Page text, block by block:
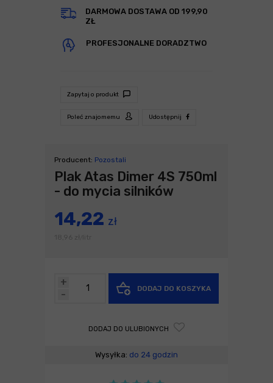
DARMOWA DOSTAWA OD 199,90
ZŁ
PROFESJONALNE DORADZTWO
Zapytaj o produkt
Poleć znajomemu Udostępnij
Producent: Pozostali
Plak Atas Dimer 4S 750ml
- do mycia silników
14,22 zł
-
+
DODAJ DO KOSZYKA
DODAJ DO ULUBIONYCH
Wysyłka: do 24 godzin